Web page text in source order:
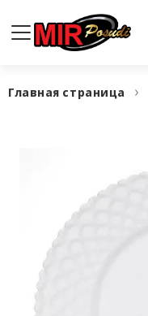
Главная страница